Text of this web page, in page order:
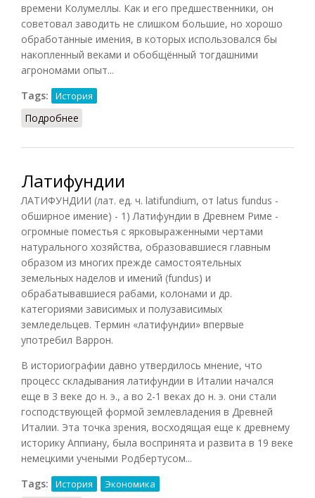
времени Колумеллы. Как и его предшественники, он
советовал заводить не слишком большие, но хорошо
обработанные имения, в которых использовался бы
накопленный веками и обобщённый тогдашними
агрономами опыт...
Tags:
История
Подробнее
Латифундии
ЛАТИФУНДИИ (лат. ед. ч. latifundium, от latus fundus -
обширное имение) - 1) Латифундии в Древнем Риме -
огромные поместья с ярковыраженными чертами
натурального хозяйства, образовавшиеся главным
образом из многих прежде самостоятельных
земельных наделов и имений (fundus) и
обрабатывавшиеся рабами, колонами и др.
категориями зависимых и полузависимых
земледельцев. Термин «латифундии» впервые
употребил Варрон.
В историографии давно утвердилось мнение, что
процесс складывания латифундии в Италии начался
еще в 3 веке до н. э., а во 2-1 веках до н. э. они стали
господствующей формой землевладения в Древней
Италии. Эта точка зрения, восходящая еще к древнему
историку Аппиану, была воспринята и развита в 19 веке
немецкими учеными Родбертусом...
Tags:
История Экономика